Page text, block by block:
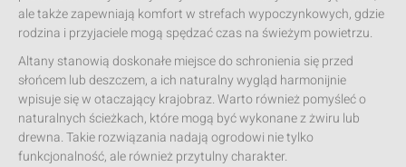
ale także zapewniają komfort w strefach wypoczynkowych, gdzie
rodzina i przyjaciele mogą spędzać czas na świeżym powietrzu.
Altany stanowią doskonałe miejsce do schronienia się przed
słońcem lub deszczem, a ich naturalny wygląd harmonijnie
wpisuje się w otaczający krajobraz. Warto również pomyśleć o
naturalnych ścieżkach, które mogą być wykonane z żwiru lub
drewna. Takie rozwiązania nadają ogrodowi nie tylko
funkcjonalność, ale również przytulny charakter.